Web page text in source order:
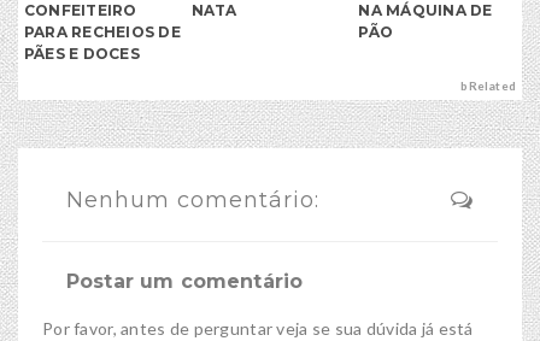
CONFEITEIRO
PARA RECHEIOS DE
PÃES E DOCES
NATA
NA MÁQUINA DE
PÃO
bRelated
Nenhum comentário:
Postar um comentário
Por favor, antes de perguntar veja se sua dúvida já está